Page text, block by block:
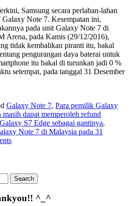
Samsung secara perlahan-lahan
Galaxy Note 7. Kesempatan ini,
pada unit Galaxy Note 7 di
Arena, pada Kamis (29/12/2016),
tidak kembalikan piranti itu, bakal
pengurangan daya baterai untuk
itu bakal di turunkan jadi 0 %
setempat, pada tanggal 31 Desember
Galaxy Note 7, Para pemilik Galaxy
dapat memperoleh refund
S7 Edge sebagai gantinya,
Note 7 di Malaysia pada 31
^_^